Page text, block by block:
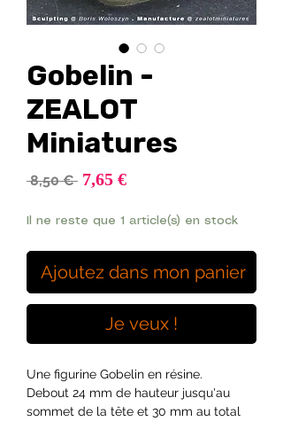
Gobelin -
ZEALOT
Miniatures
8,50 € Prix
7,65 €Prix
Il ne reste que 1 article(s) en stock
Ajoutez dans mon panier
Je veux !
Une figurine Gobelin en résine.
Debout 24 mm de hauteur jusqu'au
sommet de la tête et 30 mm au total